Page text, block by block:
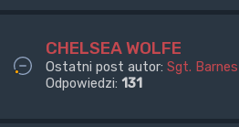
CHELSEA WOLFE
Ostatni post autor: Sgt. Barnes
Odpowiedzi: 131